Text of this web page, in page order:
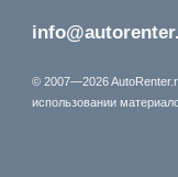
© 2007—2026
использовании